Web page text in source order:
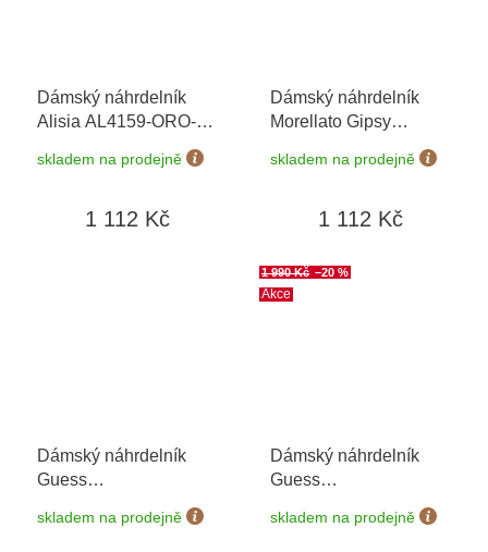
Dámský náhrdelník
Alisia AL4159-ORO-
skladem na prodejně
1 112 Kč
Dámský náhrdelník
Morellato Gipsy
skladem na prodejně
1 112 Kč
Dámský náhrdelník
Guess
JUBN06047JWRHT
skladem na prodejně
Akce
1 990 Kč –20 %
Dámský náhrdelník
Guess
JUBN03274JWYGT/U
skladem na prodejně